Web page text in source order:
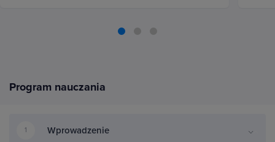
Program nauczania
1 Wprowadzenie